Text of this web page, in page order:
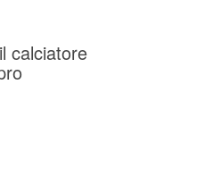
calciatore